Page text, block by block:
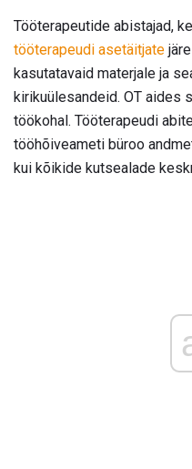
Tööterapeutide abistajad,
tööterapeudi asetäitjate
kasutatavaid materjale ja
kirikuülesandeid. OT aides
töökohal. Tööterapeudi
tööhõiveameti büroo
kui kõikide kutsealade